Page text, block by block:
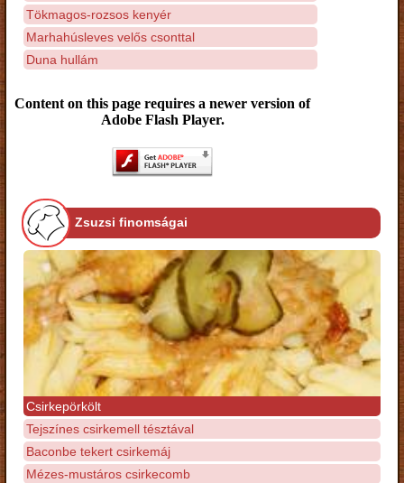
Tökmagos-rozsos kenyér
Marhahúsleves velős csonttal
Duna hullám
Content on this page requires a newer version of
Adobe Flash Player.
Zsuzsi finomságai
Csirkepörkölt
Tejszínes csirkemell tésztával
Baconbe tekert csirkemáj
Mézes-mustáros csirkecomb